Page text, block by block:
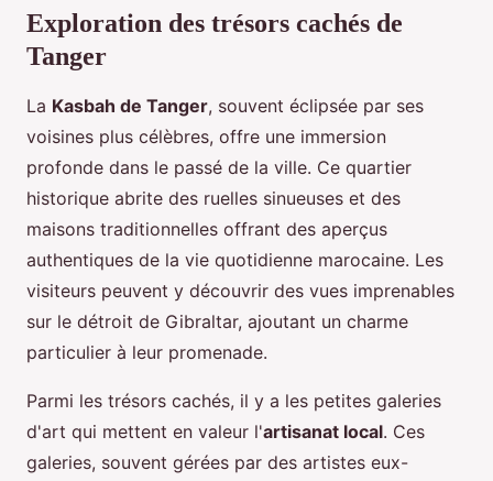
Exploration des trésors cachés de
Tanger
La Kasbah de Tanger, souvent éclipsée par ses
voisines plus célèbres, offre une immersion
profonde dans le passé de la ville. Ce quartier
historique abrite des ruelles sinueuses et des
maisons traditionnelles offrant des aperçus
authentiques de la vie quotidienne marocaine. Les
visiteurs peuvent y découvrir des vues imprenables
sur le détroit de Gibraltar, ajoutant un charme
particulier à leur promenade.
Parmi les trésors cachés, il y a les petites galeries
d'art qui mettent en valeur l'artisanat local. Ces
galeries, souvent gérées par des artistes eux-